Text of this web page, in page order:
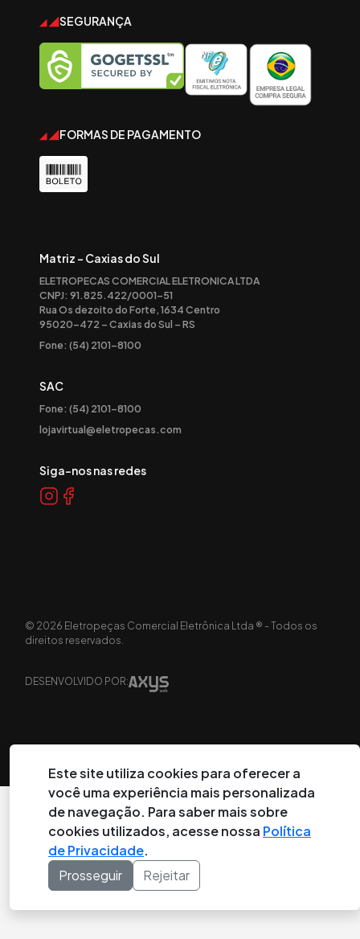
SEGURANÇA
FORMAS DE PAGAMENTO
Matriz - Caxias do Sul
ELETROPECAS COMERCIAL ELETRONICA LTDA
CNPJ: 91.825.422/0001-51
Rua Os dezoito do Forte, 1634 Centro
95020-472 – Caxias do Sul – RS
Fone: (54) 2101-8100
SAC
Fone: (54) 2101-8100
lojavirtual@eletropecas.com
Siga-nos nas redes
© 2026 Eletropeças Comercial Eletrônica Ltda ® - Todos os
direitos reservados.
DESENVOLVIDO POR:
Este site utiliza cookies para oferecer a
você uma experiência mais personalizada
de navegação. Para saber mais sobre
cookies utilizados, acesse nossa Política
de Privacidade.
Prosseguir
Rejeitar